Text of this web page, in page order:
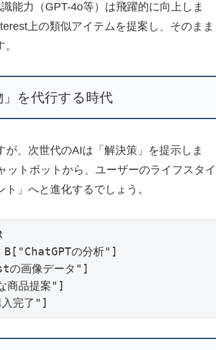
能力（GPT-4o等）は飛躍的に向上しま
上の類似アイテムを提案し、そのまま
を代行する時代
、次世代のAIは「解決策」を提示しま
トボットから、ユーザーのライフスタイ
」へと進化するでしょう。
B["ChatGPTの分析"]
画像データ"]
品提案"]
完了"]